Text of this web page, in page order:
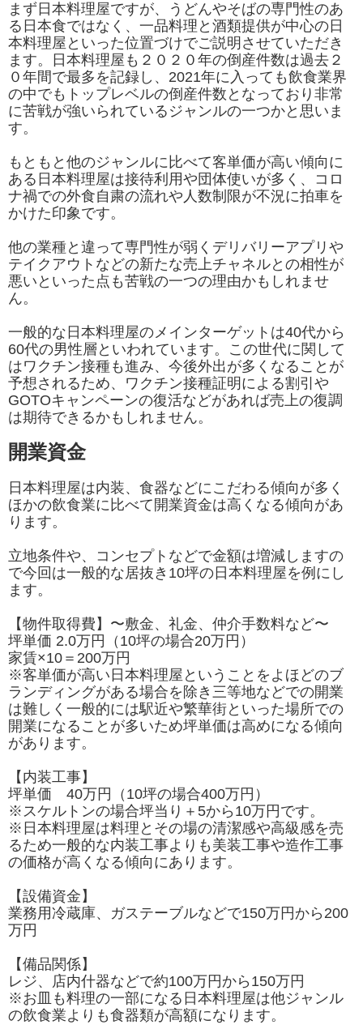
まず日本料理屋ですが、うどんやそばの専門性のあ
る日本食ではなく、一品料理と酒類提供が中心の日
本料理屋といった位置づけでご説明させていただき
ます。日本料理屋も２０２０年の倒産件数は過去２
０年間で最多を記録し、2021年に入っても飲食業界
の中でもトップレベルの倒産件数となっており非常
に苦戦が強いられているジャンルの一つかと思いま
す。
もともと他のジャンルに比べて客単価が高い傾向に
ある日本料理屋は接待利用や団体使いが多く、コロ
ナ禍での外食自粛の流れや人数制限が不況に拍車を
かけた印象です。
他の業種と違って専門性が弱くデリバリーアプリや
テイクアウトなどの新たな売上チャネルとの相性が
悪いといった点も苦戦の一つの理由かもしれませ
ん。
一般的な日本料理屋のメインターゲットは40代から
60代の男性層といわれています。この世代に関して
はワクチン接種も進み、今後外出が多くなることが
予想されるため、ワクチン接種証明による割引や
GOTOキャンペーンの復活などがあれば売上の復調
は期待できるかもしれません。
開業資金
日本料理屋は内装、食器などにこだわる傾向が多く
ほかの飲食業に比べて開業資金は高くなる傾向があ
ります。
立地条件や、コンセプトなどで金額は増減しますの
で今回は一般的な居抜き10坪の日本料理屋を例にし
ます。
【物件取得費】〜敷金、礼金、仲介手数料など〜
坪単価 2.0万円（10坪の場合20万円）
家賃×10＝200万円
※客単価が高い日本料理屋ということをよほどのブ
ランディングがある場合を除き三等地などでの開業
は難しく一般的には駅近や繁華街といった場所での
開業になることが多いため坪単価は高めになる傾向
があります。
【内装工事】
坪単価 40万円（10坪の場合400万円）
※スケルトンの場合坪当り＋5から10万円です。
※日本料理屋は料理とその場の清潔感や高級感を売
るため一般的な内装工事よりも美装工事や造作工事
の価格が高くなる傾向にあります。
【設備資金】
業務用冷蔵庫、ガステーブルなどで150万円から200
万円
【備品関係】
レジ、店内什器などで約100万円から150万円
※お皿も料理の一部になる日本料理屋は他ジャンル
の飲食業よりも食器類が高額になります。